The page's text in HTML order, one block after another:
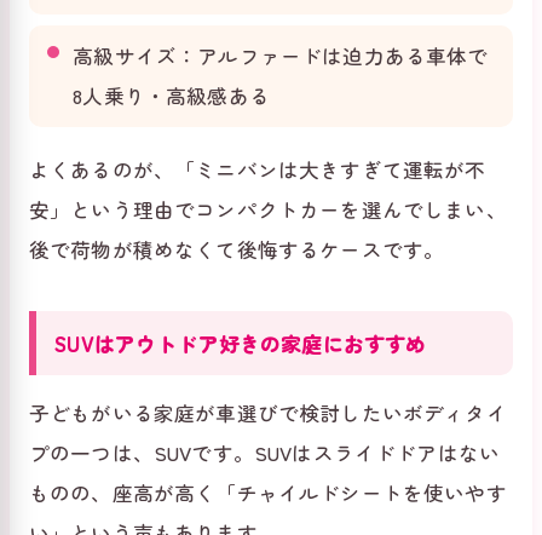
高級サイズ：アルファードは迫力ある車体で
8人乗り・高級感ある
よくあるのが、「ミニバンは大きすぎて運転が不
安」という理由でコンパクトカーを選んでしまい、
後で荷物が積めなくて後悔するケースです。
SUVはアウトドア好きの家庭におすすめ
子どもがいる家庭が車選びで検討したいボディタイ
プの一つは、SUVです。SUVはスライドドアはない
ものの、座高が高く「チャイルドシートを使いやす